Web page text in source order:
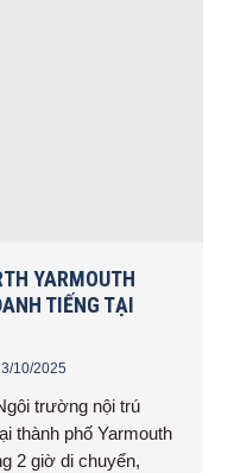
YARMOUTH
TIẾNG TẠI
10/2025
trường nội trú
thành phố Yarmouth
2 giờ di chuyển,